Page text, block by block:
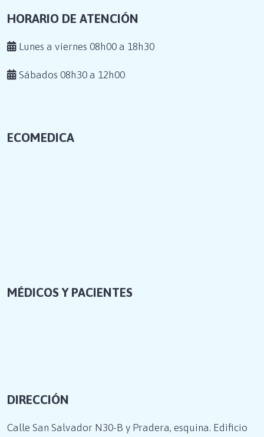
HORARIO DE ATENCIÓN
Lunes a viernes 08h00 a 18h30
Sábados 08h30 a 12h00
ECOMEDICA
MÉDICOS Y PACIENTES
DIRECCIÓN
Calle San Salvador N30-B y Pradera, esquina. Edificio